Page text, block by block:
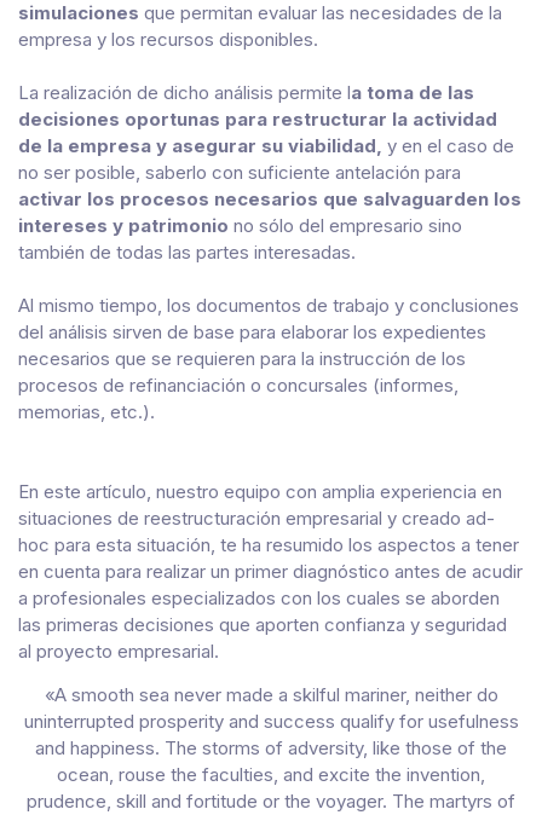
simulaciones que permitan evaluar las necesidades de la
empresa y los recursos disponibles.
La realización de dicho análisis permite la toma de las
decisiones oportunas para restructurar la actividad
de la empresa y asegurar su viabilidad, y en el caso de
no ser posible, saberlo con suficiente antelación para
activar los procesos necesarios que salvaguarden los
intereses y patrimonio no sólo del empresario sino
también de todas las partes interesadas.
Al mismo tiempo, los documentos de trabajo y conclusiones
del análisis sirven de base para elaborar los expedientes
necesarios que se requieren para la instrucción de los
procesos de refinanciación o concursales (informes,
memorias, etc.).
En este artículo, nuestro equipo con amplia experiencia en
situaciones de reestructuración empresarial y creado ad-
hoc para esta situación, te ha resumido los aspectos a tener
en cuenta para realizar un primer diagnóstico antes de acudir
a profesionales especializados con los cuales se aborden
las primeras decisiones que aporten confianza y seguridad
al proyecto empresarial.
«A smooth sea never made a skilful mariner, neither do
uninterrupted prosperity and success qualify for usefulness
and happiness. The storms of adversity, like those of the
ocean, rouse the faculties, and excite the invention,
prudence, skill and fortitude or the voyager. The martyrs of